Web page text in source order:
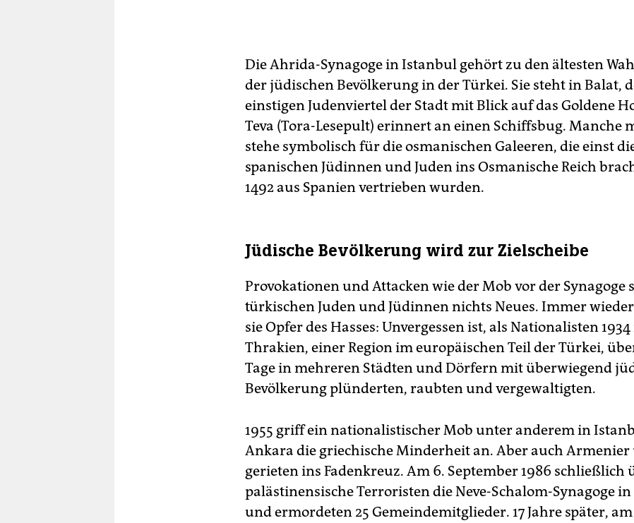
Die Ahrida-Synagoge in Istanbul gehört zu den ältesten
der jüdischen Bevölkerung in der Türkei. Sie steht in Balat,
einstigen Judenviertel der Stadt mit Blick auf das Goldene
Teva (Tora-Lesepult) erinnert an einen Schiffsbug. Manche
stehe symbolisch für die osmanischen Galeeren, die einst
spanischen Jüdinnen und Juden ins Osmanische Reich
1492 aus Spanien vertrieben wurden.
Jüdische Bevölkerung wird zur Zielscheibe
Provokationen und Attacken wie der Mob vor der Synagoge
türkischen Juden und Jüdinnen nichts Neues. Immer
sie Opfer des Hasses: Unvergessen ist, als Nationalisten
Thrakien, einer Region im europäischen Teil der Türkei,
Tage in mehreren Städten und Dörfern mit überwiegend
Bevölkerung plünderten, raubten und vergewaltigten.
1955 griff ein nationalistischer Mob unter anderem in
Ankara die griechische Minderheit an. Aber auch Armenier
gerieten ins Fadenkreuz. Am 6. September 1986 schließlich
palästinensische Terroristen die Neve-Schalom-Synagoge
und ermordeten 25 Gemeindemitglieder. 17 Jahre später, am